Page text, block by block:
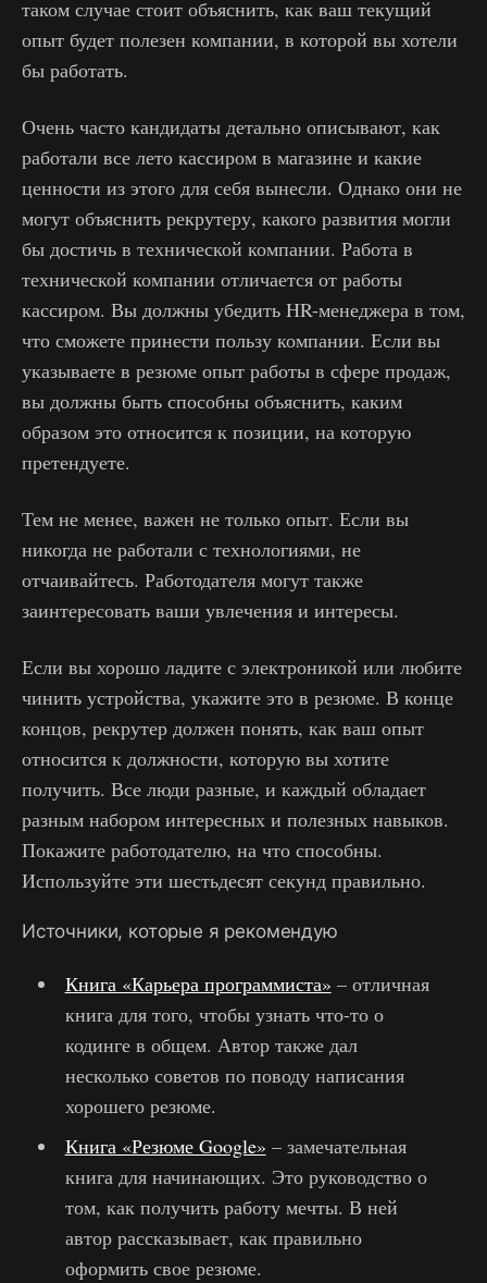
таком случае стоит объяснить, как ваш текущий
опыт будет полезен компании, в которой вы хотели
бы работать.
Очень часто кандидаты детально описывают, как
работали все лето кассиром в магазине и какие
ценности из этого для себя вынесли. Однако они не
могут объяснить рекрутеру, какого развития могли
бы достичь в технической компании. Работа в
технической компании отличается от работы
кассиром. Вы должны убедить HR-менеджера в том,
что сможете принести пользу компании. Если вы
указываете в резюме опыт работы в сфере продаж,
вы должны быть способны объяснить, каким
образом это относится к позиции, на которую
претендуете.
Тем не менее, важен не только опыт. Если вы
никогда не работали с технологиями, не
отчаивайтесь. Работодателя могут также
заинтересовать ваши увлечения и интересы.
Если вы хорошо ладите с электроникой или любите
чинить устройства, укажите это в резюме. В конце
концов, рекрутер должен понять, как ваш опыт
относится к должности, которую вы хотите
получить. Все люди разные, и каждый обладает
разным набором интересных и полезных навыков.
Покажите работодателю, на что способны.
Используйте эти шестьдесят секунд правильно.
Источники, которые я рекомендую
Книга «Карьера программиста» – отличная
книга для того, чтобы узнать что-то о
кодинге в общем. Автор также дал
несколько советов по поводу написания
хорошего резюме.
Книга «Резюме Google» – замечательная
книга для начинающих. Это руководство о
том, как получить работу мечты. В ней
автор рассказывает, как правильно
оформить свое резюме.